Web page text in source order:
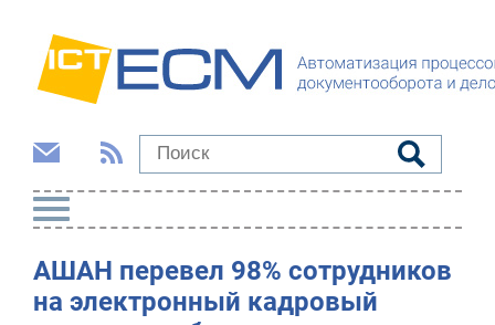
АШАН перевел 98% сотрудников
на электронный кадровый